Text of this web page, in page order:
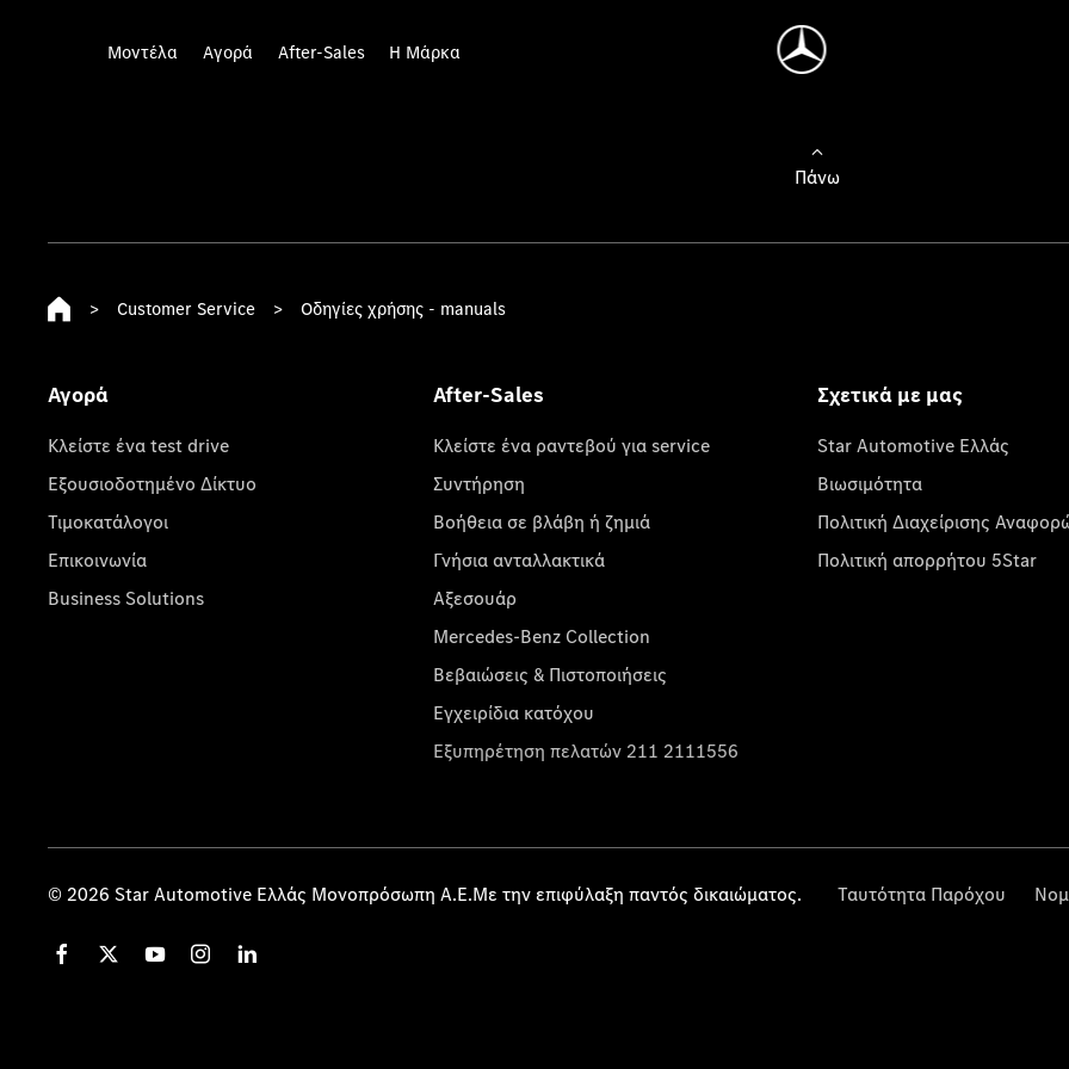
Μοντέλα Αγορά After-Sales Η Μάρκα
Πάνω
> Customer Service > Οδηγίες χρήσης - manuals
Αγορά
Κλείστε ένα test drive
Εξουσιοδοτημένο Δίκτυο
Τιμοκατάλογοι
Επικοινωνία
Business Solutions
After-Sales
Κλείστε ένα ραντεβού για service
Συντήρηση
Βοήθεια σε βλάβη ή ζημιά
Γνήσια ανταλλακτικά
Αξεσουάρ
Mercedes-Benz Collection
Βεβαιώσεις & Πιστοποιήσεις
Εγχειρίδια κατόχου
Εξυπηρέτηση πελατών 211 2111556
Σχετικά με μας
Star Automotive Ελλάς
Βιωσιμότητα
Πολιτική Διαχείρισης
Πολιτική απορρήτου 5Star
© 2026 Star Automotive Ελλάς Μονοπρόσωπη Α.Ε.Με την επιφύλαξη παντός δικαιώματος. Ταυτότητα Παρόχου